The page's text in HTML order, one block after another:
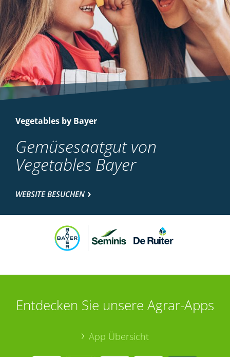
Vegetables by Bayer
Gemüsesaatgut von
Vegetables Bayer
WEBSITE BESUCHEN
Entdecken Sie unsere Agrar-Apps
App Übersicht